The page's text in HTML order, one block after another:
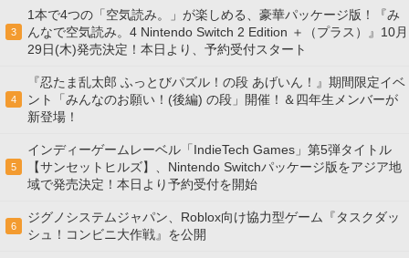
3
1本で4つの「空気読み。」が楽しめる、豪華パッケージ版！『み
んなで空気読み。4 Nintendo Switch 2 Edition ＋（プラス）』10月
29日(木)発売決定！本日より、予約受付スタート
4
『忍たま乱太郎 ふっとびパズル！の段 あげいん！』期間限定イベ
ント「みんなのお願い！(後編) の段」開催！＆四年生メンバーが
新登場！
5
インディーゲームレーベル「IndieTech Games」第5弾タイトル
【サンセットヒルズ】、Nintendo Switchパッケージ版をアジア地
域で発売決定！本日より予約受付を開始
6
ジグノシステムジャパン、Roblox向け協力型ゲーム『タスクダッ
シュ！コンビニ大作戦』を公開